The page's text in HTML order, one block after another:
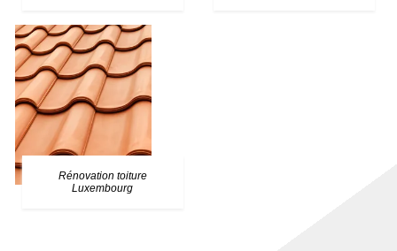
Rénovation toiture
Luxembourg